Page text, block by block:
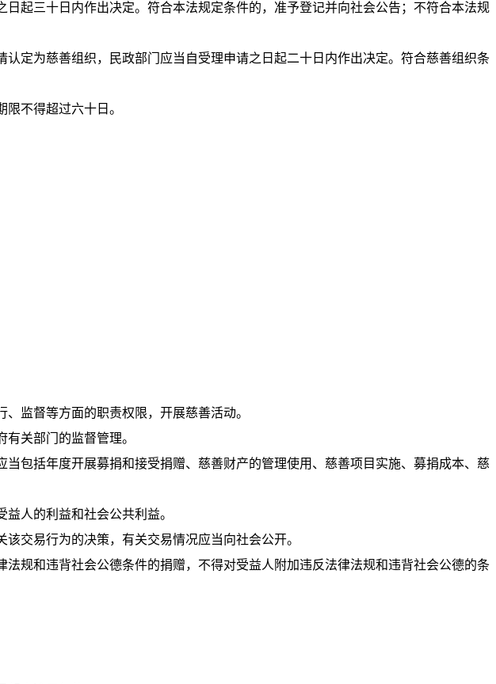
起三十日内作出决定。符合本法规定条件的，准予登记并向社会公告；不符合本法规
定为慈善组织，民政部门应当自受理申请之日起二十日内作出决定。符合慈善组织条
不得超过六十日。
监督等方面的职责权限，开展慈善活动。
关部门的监督管理。
包括年度开展募捐和接受捐赠、慈善财产的管理使用、慈善项目实施、募捐成本、慈
人的利益和社会公共利益。
交易行为的决策，有关交易情况应当向社会公开。
规和违背社会公德条件的捐赠，不得对受益人附加违反法律法规和违背社会公德的条